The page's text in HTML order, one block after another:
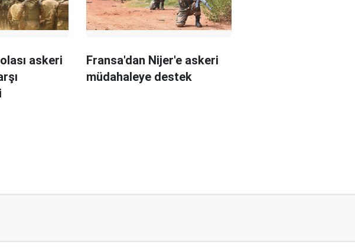
askeri
Fransa'dan Nijer'e askeri
müdahaleye destek